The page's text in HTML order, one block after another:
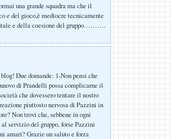
una grande squadra ma che il
e del gioco,è mediocre tecnicamente
e della coesione del gruppo……….
Due domande: 1-Non pensi che
di Prandelli possa complicarne il
che dovessero tentare il nostro
piuttosto nervosa di Pazzini in
Non trovi che, sebbene in ogni
servizio del gruppo, forse Pazzini
amari? Grazie un saluto e forza